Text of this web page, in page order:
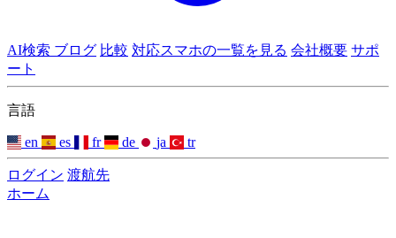
AI検索 ブログ 比較 対応スマホの一覧を見る 会社概要 サポ
ート
言語
en es fr de ja tr
ログイン 渡航先
ホーム